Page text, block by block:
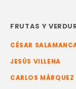
FRUTAS Y
CÉSAR
JESÚS VILLENA
CARLOS